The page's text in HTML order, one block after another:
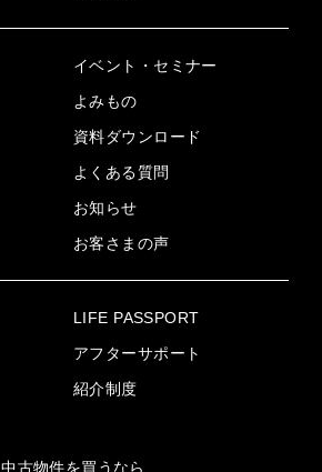
イベント・セミナー
よみもの
資料ダウンロード
よくある質問
お知らせ
お客さまの声
LIFE PASSPORT
アフターサポート
紹介制度
中古物件を買うなら